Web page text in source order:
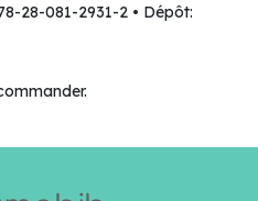
28-081-2931-2 • Dépôt: